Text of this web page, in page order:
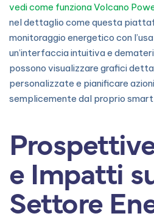
vedi come funziona Volcano
nel dettaglio come questa
monitoraggio energetico con
un’interfaccia intuitiva e
possono visualizzare grafici
personalizzate e pianificare
semplicemente dal proprio
e Impatti
Settore